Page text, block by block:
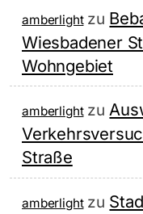
amberlightzu
Wiesbadener
Wohngebiet
amberlightzu
Straße
amberlightzu